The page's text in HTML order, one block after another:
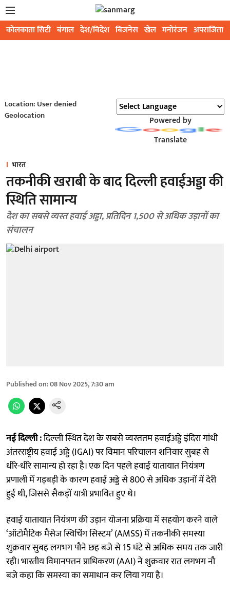
कोलकाता सिटी बंगाल देश/विदेश बिजनेस खेल मनोरंजन अपराजिता
Location: User denied
Geolocation
Powered by
Translate
भारत
तकनीकी खराबी के बाद दिल्ली हवाईअड्डा की
स्थिति सामान्य
देश का सबसे व्यस्त हवाई अड्डा, प्रतिदिन 1,500 से अधिक उड़ानों का
संचालन
Published on:08 Nov 2025, 7:30 am
नई दिल्ली :दिल्ली स्थित देश के सबसे व्यस्ततम हवाईअड्डे इंदिरा गांधी
अंतरराष्ट्रीय हवाई अड्डे (IGAI) पर विमान परिचालन शनिवार सुबह से
धीरे-धीरे सामान्य हो रहा है। एक दिन पहले हवाई यातायात नियंत्रण
प्रणाली में गड़बड़ी के कारण हवाई अड्डे से 800 से अधिक उड़ानों में देरी
हुई थी, जिससे सैकड़ों यात्री प्रभावित हुए थे।
हवाई यातायात नियंत्रण की उड़ान योजना प्रक्रिया में सहयोग करने वाले
‘ऑटोमैटिक मैसेज स्विचिंग सिस्टम’ (AMSS) में तकनीकी समस्या
शुक्रवार सुबह लगभग पौने छह बजे से 15 घंटे से अधिक समय तक जारी
रही। भारतीय विमानपत्तन प्राधिकरण (AAI) ने शुक्रवार रात लगभग नौ
बजे कहा कि समस्या का समाधान कर लिया गया है।